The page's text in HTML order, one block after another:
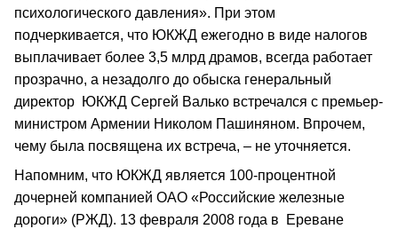
психологического давления». При этом
подчеркивается, что ЮКЖД ежегодно в виде налогов
выплачивает более 3,5 млрд драмов, всегда работает
прозрачно, а незадолго до обыска генеральный
директор ЮКЖД Сергей Валько встречался с премьер-
министром Армении Николом Пашиняном. Впрочем,
чему была посвящена их встреча, – не уточняется.
Напомним, что ЮКЖД является 100-процентной
дочерней компанией ОАО «Российские железные
дороги» (РЖД). 13 февраля 2008 года в Ереване